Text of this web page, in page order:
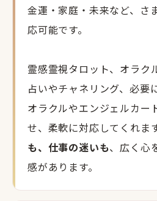
金運・家庭・未来など、さ
応可能です。
霊感霊視タロット、オラク
占いやチャネリング、必要
オラクルやエンジェルカー
せ、柔軟に対応してくれま
も、仕事の迷いも、広く心
感があります。